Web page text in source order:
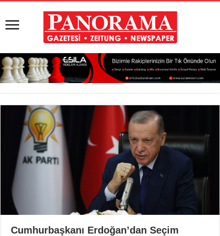
Cumhurbaşkanı Erdoğan’dan Seçim